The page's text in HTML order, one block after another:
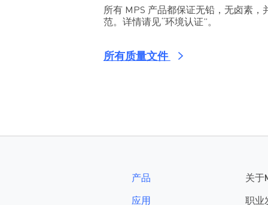
所有 MPS 产品都保证无铅，无卤素，
范。详情请见“环境认证”。
所有质量文件
产品
应用
关于
职业